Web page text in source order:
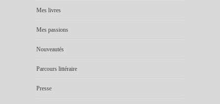
Mes livres
Mes passions
Nouveautés
Parcours littéraire
Presse